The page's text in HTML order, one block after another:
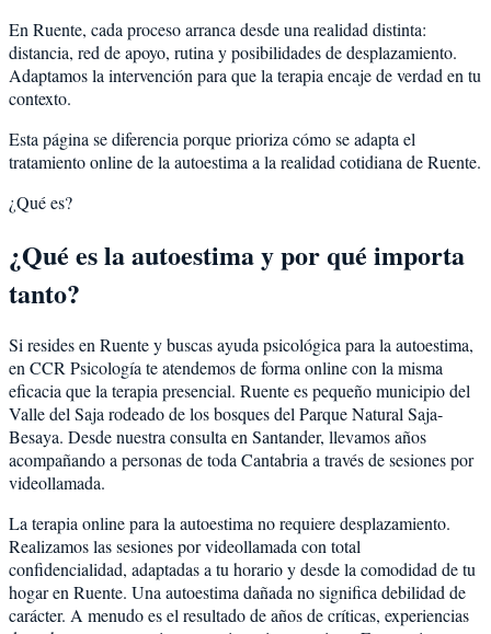
En Ruente, cada proceso arranca desde una realidad distinta:
distancia, red de apoyo, rutina y posibilidades de desplazamiento.
Adaptamos la intervención para que la terapia encaje de verdad en tu
contexto.
Esta página se diferencia porque prioriza cómo se adapta el
tratamiento online de la autoestima a la realidad cotidiana de Ruente.
¿Qué es?
¿Qué es la autoestima y por qué importa
tanto?
Si resides en Ruente y buscas ayuda psicológica para la autoestima,
en CCR Psicología te atendemos de forma online con la misma
eficacia que la terapia presencial. Ruente es pequeño municipio del
Valle del Saja rodeado de los bosques del Parque Natural Saja-
Besaya. Desde nuestra consulta en Santander, llevamos años
acompañando a personas de toda Cantabria a través de sesiones por
videollamada.
La terapia online para la autoestima no requiere desplazamiento.
Realizamos las sesiones por videollamada con total
confidencialidad, adaptadas a tu horario y desde la comodidad de tu
hogar en Ruente. Una autoestima dañada no significa debilidad de
carácter. A menudo es el resultado de años de críticas, experiencias